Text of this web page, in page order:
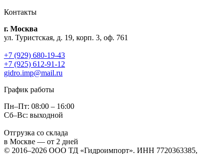
Контакты
г. Москва
ул. Туристская, д. 19, корп. 3, оф. 761
+7 (929) 680-19-43
+7 (925) 612-91-12
gidro.imp@mail.ru
График работы
Пн–Пт: 08:00 – 16:00
Сб–Вс: выходной
Отгрузка со склада
в Москве — от 2 дней
© 2016–2026 ООО ТД «Гидроимпорт». ИНН 7720363385,